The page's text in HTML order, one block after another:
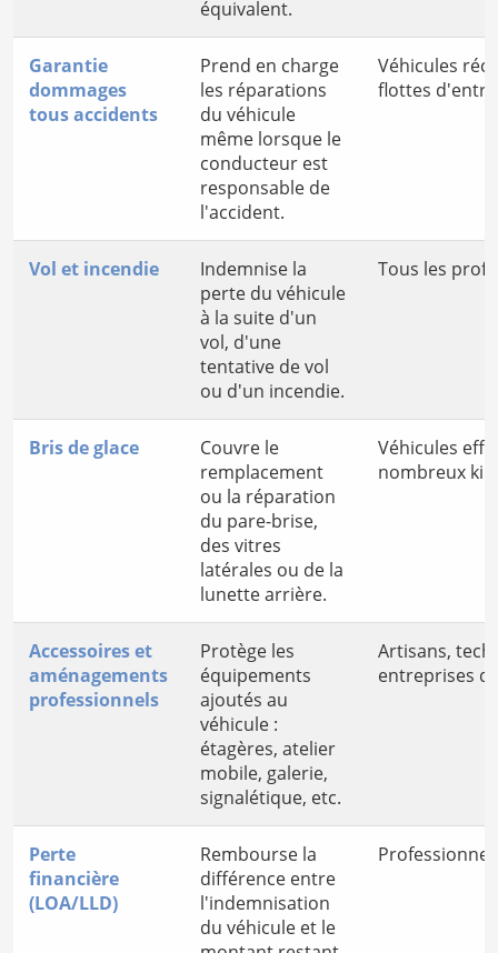
équivalent.
Garantie
dommages
tous accidents
Prend en charge
les réparations
du véhicule
même lorsque le
conducteur est
responsable de
l'accident.
Véhicules
flottes
Vol et incendie
Indemnise la
perte du véhicule
à la suite d'un
vol, d'une
tentative de vol
ou d'un incendie.
Tous les
Bris de glace
Couvre le
remplacement
ou la réparation
du pare-brise,
des vitres
latérales ou de la
lunette arrière.
Véhicules
nombreux
Accessoires et
aménagements
professionnels
Protège les
équipements
ajoutés au
véhicule :
étagères, atelier
mobile, galerie,
signalétique, etc.
Artisans,
entreprises
Perte
financière
(LOA/LLD)
Rembourse la
différence entre
l'indemnisation
du véhicule et le